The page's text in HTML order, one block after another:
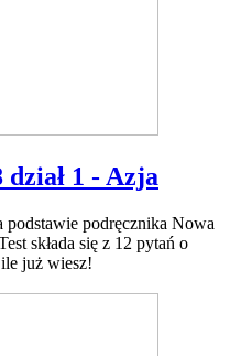
1 - Azja
podstawie podręcznika Nowa
składa się z 12 pytań o
już wiesz!